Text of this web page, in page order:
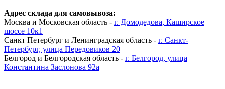
Адрес склада для самовывоза:
Москва и Московская область - г. Домодедова, Каширское
шоссе 10к1
Санкт Петербург и Ленинградская область - г. Санкт-
Петербург, улица Передовиков 20
Белгород и Белгородская область - г. Белгород, улица
Константина Заслонова 92а